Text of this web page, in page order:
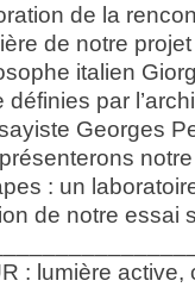
de la
de notre projet
italien
par
Georges
: un
de notre essai
: lumière